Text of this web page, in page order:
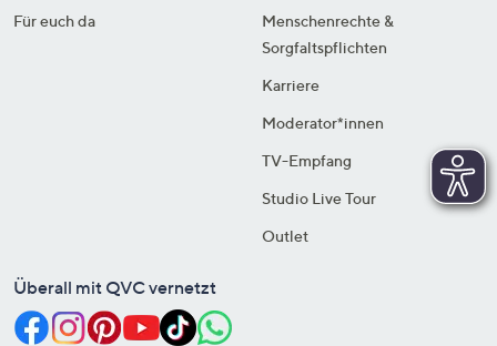
Für euch da
Menschenrechte &
Sorgfaltspflichten
Karriere
Moderator*innen
TV-Empfang
Studio Live Tour
Outlet
Überall mit QVC vernetzt